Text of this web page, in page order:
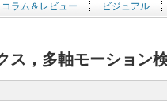
コラム＆レビュー ビジュアル
ス，多軸モーション